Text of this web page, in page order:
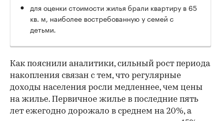
для оценки стоимости жилья брали квартиру в 65
кв. м, наиболее востребованную у семей с
детьми.
Как пояснили аналитики, сильный рост периода
накопления связан с тем, что регулярные
доходы населения росли медленнее, чем цены
на жилье. Первичное жилье в последние пять
лет ежегодно дорожало в среднем на 20%, а